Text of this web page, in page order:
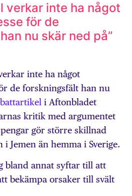
verkar inte ha något
för de
nu skär ned på”
inte ha något
de forskningsfält han nu
i Aftonbladet
kritik med argumentet
gör större skillnad
Jemen än hemma i Sverige.
bland annat syftar till att
bekämpa orsaker till svält